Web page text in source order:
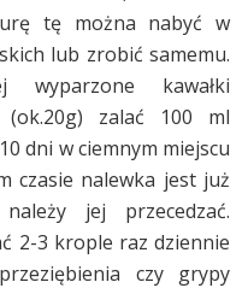
tę można nabyć w
lub zrobić samemu.
wyparzone kawałki
(ok.20g) zalać 100 ml
dni w ciemnym miejscu
czasie nalewka jest już
jej przecedzać.
2-3 krople raz dziennie
czy grypy